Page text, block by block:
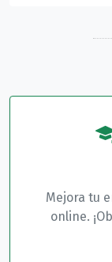
Mejora tu
online.